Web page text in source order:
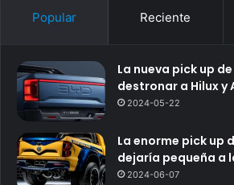
Popular Reciente
La nueva pick up
destronar a Hilux y
2024-05-22
La enorme pick up
dejaría pequeña a
2024-06-07